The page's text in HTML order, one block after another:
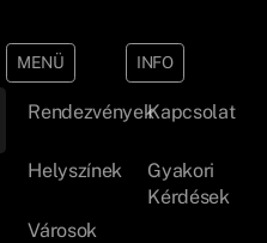
MENÜ
Rendezvények
Helyszínek
Városok
INFO
Kapcsolat
Gyakori
Kérdések